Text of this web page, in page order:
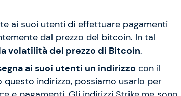
ai suoi utenti di effettuare pagamenti
dal prezzo del bitcoin. In tal
volatilità del prezzo di Bitcoin.
ai suoi utenti un indirizzo con il
indirizzo, possiamo usarlo per